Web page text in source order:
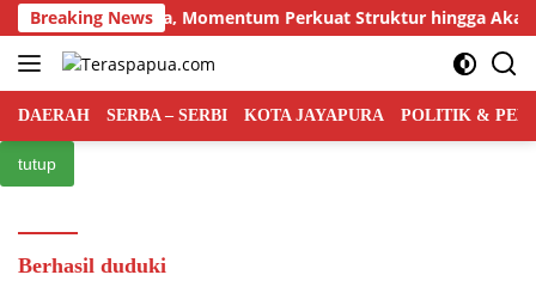
Langsung
ke
konten
Breaking News
PRI Papua, Momentum Perkuat Struktur hingga Akar
DAERAH SERBA – SERBI KOTA JAYAPURA POLITIK &
tutup
Berhasil duduki